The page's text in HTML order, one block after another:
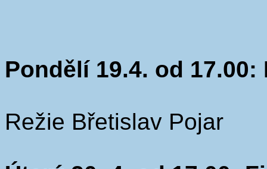
Pondělí 19.4. od
Režie Břetislav Pojar